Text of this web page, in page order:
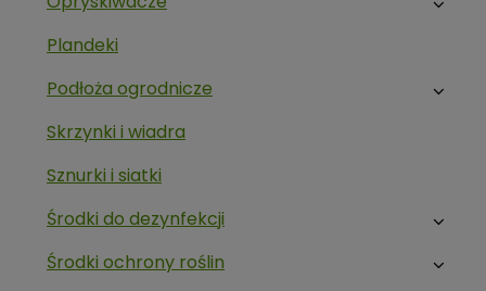
Plandeki
Podłoża ogrodnicze
Skrzynki i wiadra
Sznurki i siatki
Środki do dezynfekcji
Środki ochrony roślin